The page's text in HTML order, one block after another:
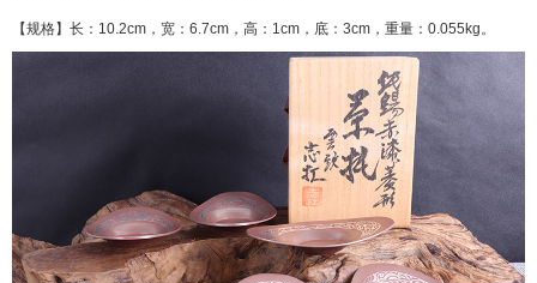
【规格】长：10.2cm，宽：6.7cm，高：1cm，底：3cm，重量：0.055kg。